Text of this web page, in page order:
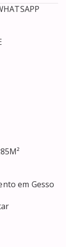
em Gesso